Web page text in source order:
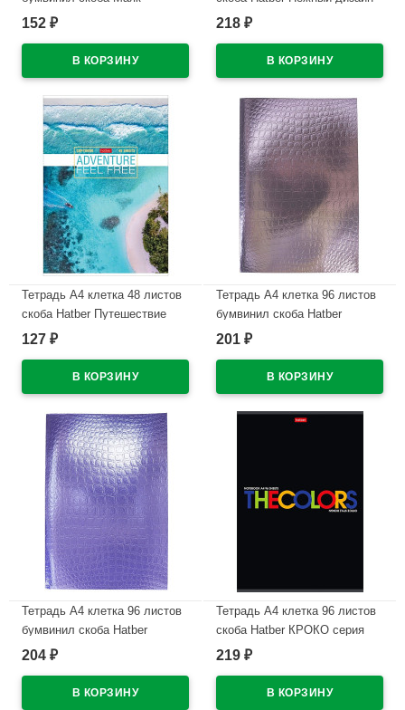
Зеленыйарт Т4096 Б2
152 ₽
(Gentle design) обложка
218 ₽
Тетрадь А4 клетка 48 листов
скоба Hatber Путешествие
ассорти арт 48Т4В1
127 ₽
Тетрадь А4 клетка 96 листов
бумвинил скоба Hatber
Металлик Кроко Коричневый
201 ₽
Тетрадь А4 клетка 96 листов
бумвинил скоба Hatber
Металлик Кроко Фиолетовый
204 ₽
Тетрадь А4 клетка 96 листов
скоба Hatber КРОКО серия
Книга (THEBOOK)
219 ₽